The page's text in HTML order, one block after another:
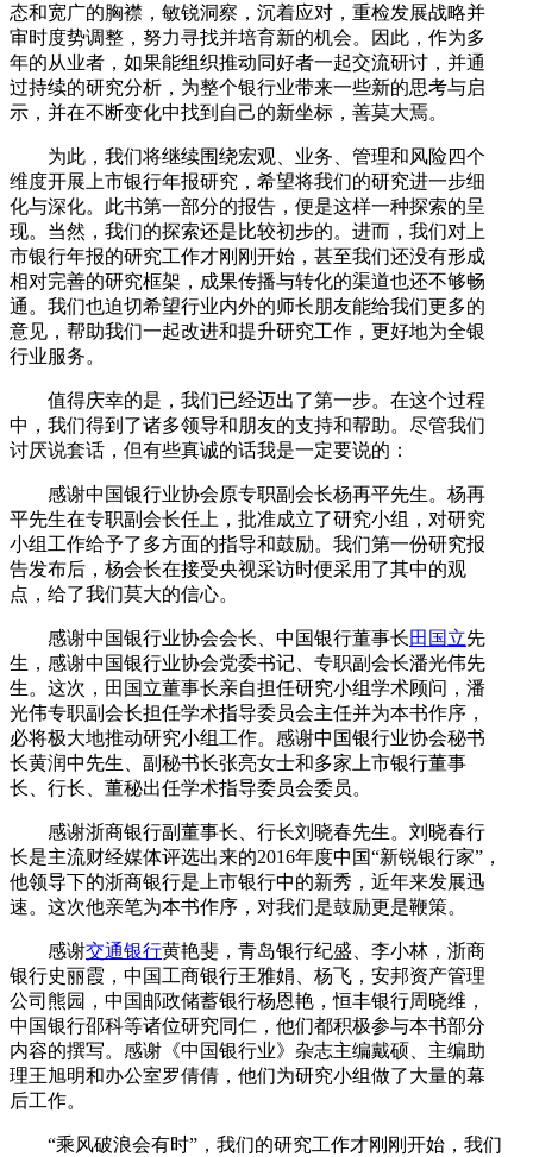
态和宽广的胸襟，敏锐洞察，沉着应对，重检发展战略并
审时度势调整，努力寻找并培育新的机会。因此，作为多
年的从业者，如果能组织推动同好者一起交流研讨，并通
过持续的研究分析，为整个银行业带来一些新的思考与启
示，并在不断变化中找到自己的新坐标，善莫大焉。
为此，我们将继续围绕宏观、业务、管理和风险四个
维度开展上市银行年报研究，希望将我们的研究进一步细
化与深化。此书第一部分的报告，便是这样一种探索的呈
现。当然，我们的探索还是比较初步的。进而，我们对上
市银行年报的研究工作才刚刚开始，甚至我们还没有形成
相对完善的研究框架，成果传播与转化的渠道也还不够畅
通。我们也迫切希望行业内外的师长朋友能给我们更多的
意见，帮助我们一起改进和提升研究工作，更好地为全银
行业服务。
值得庆幸的是，我们已经迈出了第一步。在这个过程
中，我们得到了诸多领导和朋友的支持和帮助。尽管我们
讨厌说套话，但有些真诚的话我是一定要说的：
感谢中国银行业协会原专职副会长杨再平先生。杨再
平先生在专职副会长任上，批准成立了研究小组，对研究
小组工作给予了多方面的指导和鼓励。我们第一份研究报
告发布后，杨会长在接受央视采访时便采用了其中的观
点，给了我们莫大的信心。
感谢中国银行业协会会长、中国银行董事长田国立先
生，感谢中国银行业协会党委书记、专职副会长潘光伟先
生。这次，田国立董事长亲自担任研究小组学术顾问，潘
光伟专职副会长担任学术指导委员会主任并为本书作序，
必将极大地推动研究小组工作。感谢中国银行业协会秘书
长黄润中先生、副秘书长张亮女士和多家上市银行董事
长、行长、董秘出任学术指导委员会委员。
感谢浙商银行副董事长、行长刘晓春先生。刘晓春行
长是主流财经媒体评选出来的2016年度中国“新锐银行家”，
他领导下的浙商银行是上市银行中的新秀，近年来发展迅
速。这次他亲笔为本书作序，对我们是鼓励更是鞭策。
感谢交通银行黄艳斐，青岛银行纪盛、李小林，浙商
银行史丽霞，中国工商银行王雅娟、杨飞，安邦资产管理
公司熊园，中国邮政储蓄银行杨恩艳，恒丰银行周晓维，
中国银行邵科等诸位研究同仁，他们都积极参与本书部分
内容的撰写。感谢《中国银行业》杂志主编戴硕、主编助
理王旭明和办公室罗倩倩，他们为研究小组做了大量的幕
后工作。
“乘风破浪会有时”，我们的研究工作才刚刚开始，我们